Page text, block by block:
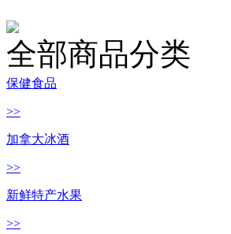
全部商品分类
保健食品
>>
加拿大冰酒
>>
新鲜特产水果
>>